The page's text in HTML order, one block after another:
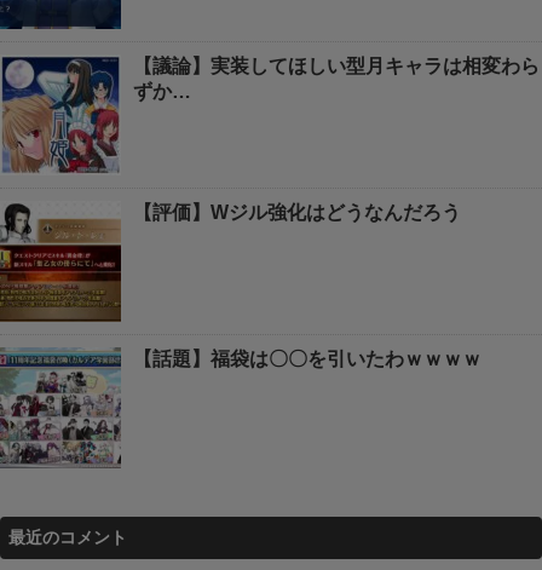
【議論】実装してほしい型月キャラは相変わら
ずか…
【評価】Wジル強化はどうなんだろう
【話題】福袋は〇〇を引いたわｗｗｗｗ
最近のコメント